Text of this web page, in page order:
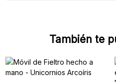
También te